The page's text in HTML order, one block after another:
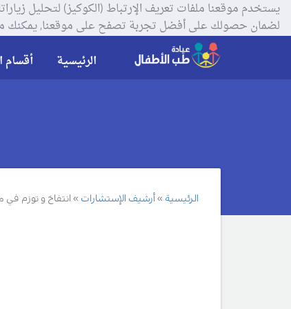
لضمان حصولك على أفضل تجربة تصفح على موقعنا, يمكنك
الرئيسية أقسام
الرئيسية أرشيف الإستشارات انتفاخ و توزم